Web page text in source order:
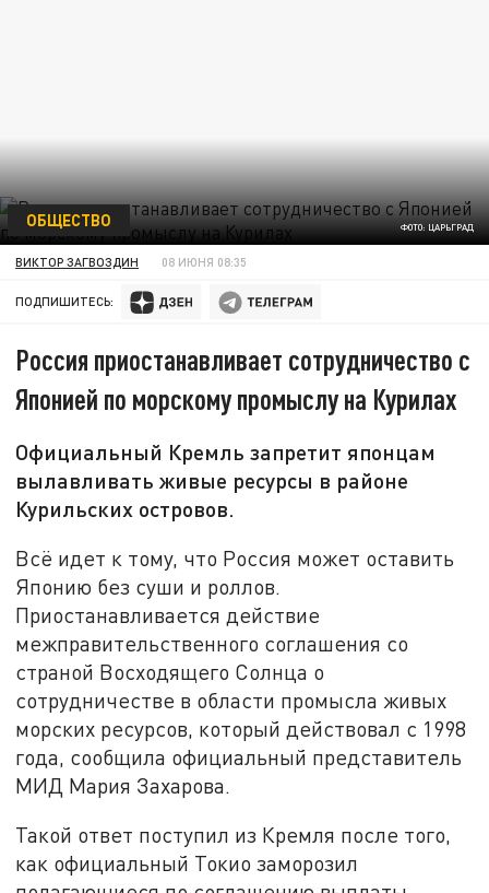
ФОТО: ЦАРЬГРАД
ОБЩЕСТВО
ВИКТОР ЗАГВОЗДИН 08 ИЮНЯ 08:35
ПОДПИШИТЕСЬ:
Россия приостанавливает сотрудничество с
Японией по морскому промыслу на Курилах
Официальный Кремль запретит японцам
вылавливать живые ресурсы в районе
Курильских островов.
Всё идет к тому, что Россия может оставить
Японию без суши и роллов.
Приостанавливается действие
межправительственного соглашения со
страной Восходящего Солнца о
сотрудничестве в области промысла живых
морских ресурсов, который действовал с 1998
года, сообщила официальный представитель
МИД Мария Захарова.
Такой ответ поступил из Кремля после того,
как официальный Токио заморозил